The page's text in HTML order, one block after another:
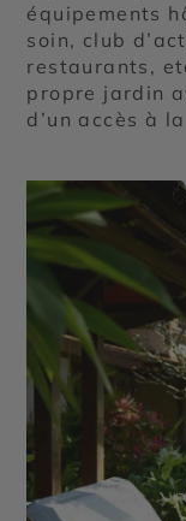
équipements
soin, club
restaurants,
propre jardin
d’un accès à